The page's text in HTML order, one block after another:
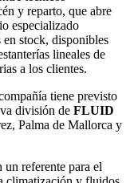
y reparto, que abre
especializado
en stock, disponibles
lineales de
a los clientes.
tiene previsto
división de FLUID
Palma de Mallorca y
un referente para el